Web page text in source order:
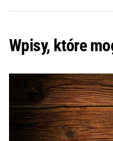
Wpisy, które